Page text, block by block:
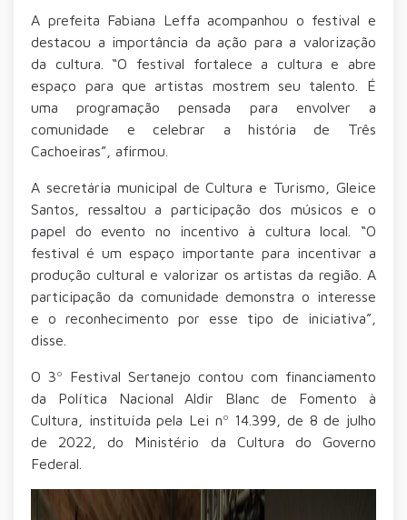
A prefeita Fabiana Leffa acompanhou o festival e
destacou a importância da ação para a valorização
da cultura. “O festival fortalece a cultura e abre
espaço para que artistas mostrem seu talento. É
uma programação pensada para envolver a
comunidade e celebrar a história de Três
Cachoeiras”, afirmou.
A secretária municipal de Cultura e Turismo, Gleice
Santos, ressaltou a participação dos músicos e o
papel do evento no incentivo à cultura local. “O
festival é um espaço importante para incentivar a
produção cultural e valorizar os artistas da região. A
participação da comunidade demonstra o interesse
e o reconhecimento por esse tipo de iniciativa”,
disse.
O 3º Festival Sertanejo contou com financiamento
da Política Nacional Aldir Blanc de Fomento à
Cultura, instituída pela Lei nº 14.399, de 8 de julho
de 2022, do Ministério da Cultura do Governo
Federal.